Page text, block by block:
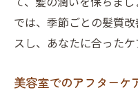
予算に合わせ
お客様一人ひ
では、季節ごとの髪質
スし、あなたに合ったケ
美容室でのアフターケ